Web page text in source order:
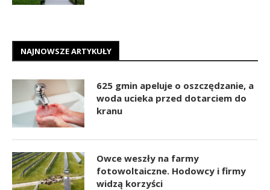
NAJNOWSZE ARTYKUŁY
625 gmin apeluje o oszczędzanie, a
woda ucieka przed dotarciem do
kranu
Owce weszły na farmy
fotowoltaiczne. Hodowcy i firmy
widzą korzyści